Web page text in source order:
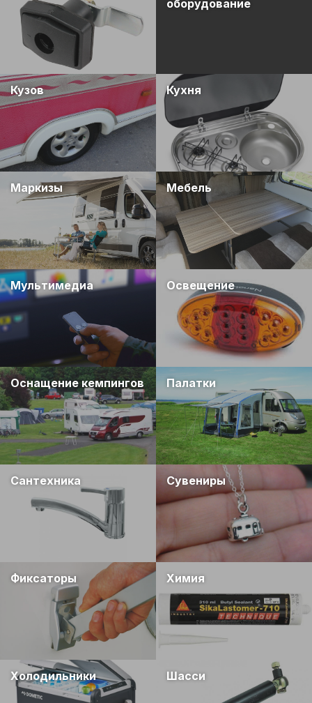
оборудование
Кузов Кухня
Маркизы Мебель
Мультимедиа Освещение
Оснащение кемпингов Палатки
Сантехника Сувениры
Фиксаторы Химия
Холодильники Шасси